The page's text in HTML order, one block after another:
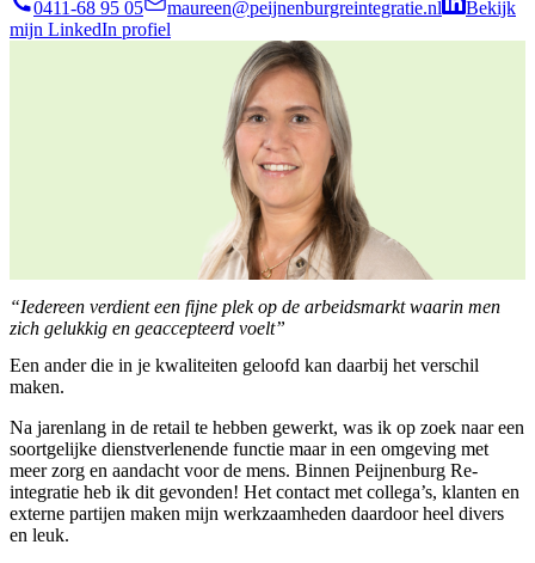
0411-68 95 05 maureen@peijnenburgreintegratie.nl
Bekijk
mijn LinkedIn profiel
“Iedereen verdient een fijne plek op de arbeidsmarkt waarin men
zich gelukkig en geaccepteerd voelt”
Een ander die in je kwaliteiten geloofd kan daarbij het verschil
maken.
Na jarenlang in de retail te hebben gewerkt, was ik op zoek naar een
soortgelijke dienstverlenende functie maar in een omgeving met
meer zorg en aandacht voor de mens. Binnen Peijnenburg Re-
integratie heb ik dit gevonden! Het contact met collega’s, klanten en
externe partijen maken mijn werkzaamheden daardoor heel divers
en leuk.